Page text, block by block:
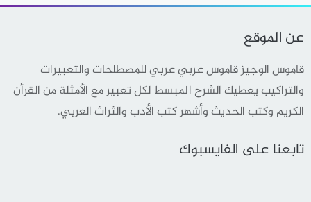
عن الموقع
قاموس الوجيز قاموس عربي عربي للمصطلحات والتعبيرات
والتراكيب يعطيك الشرح المبسط لكل تعبير مع الأمثلة من القرأن
الكريم وكتب الحديث وأشهر كتب الأدب والثراث العربي.
تابعنا على الفايسبوك